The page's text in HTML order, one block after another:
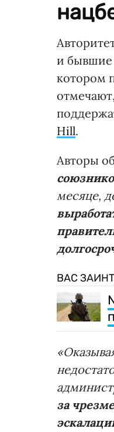
и бывшие
котором
Hill.
Авторы
месяце,
ВАС
за